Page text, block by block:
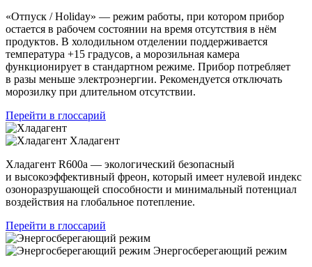
«Отпуск / Holiday» — режим работы, при котором прибор
остается в рабочем состоянии на время отсутствия в нём
продуктов. В холодильном отделении поддерживается
температура +15 градусов, а морозильная камера
функционирует в стандартном режиме. Прибор потребляет
в разы меньше электроэнергии. Рекомендуется отключать
морозилку при длительном отсутствии.
Перейти в глоссарий
Хладагент
Хладагент R600a — экологический безопасный
и высокоэффективный фреон, который имеет нулевой индекс
озоноразрушающей способности и минимальный потенциал
воздействия на глобальное потепление.
Перейти в глоссарий
Энергосберегающий режим